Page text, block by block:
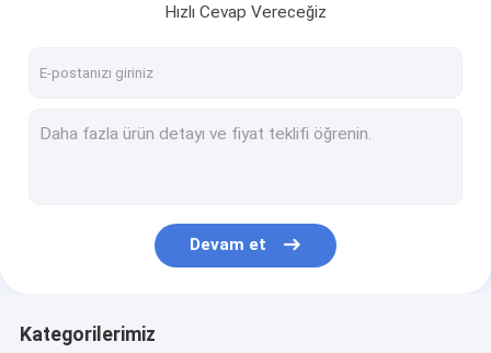
Hızlı Cevap Vereceğiz
Devam et
Kategorilerimiz